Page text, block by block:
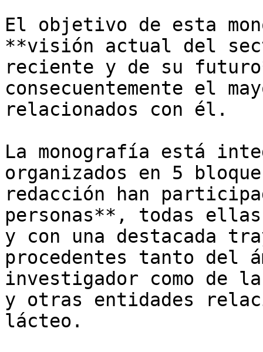
El objetivo de esta
**visión actual del
reciente y de su
consecuentemente el
relacionados con él.
La monografía está
organizados en 5
redacción han
personas**, todas
y con una destacada
procedentes tanto del
investigador como de
y otras entidades
lácteo.